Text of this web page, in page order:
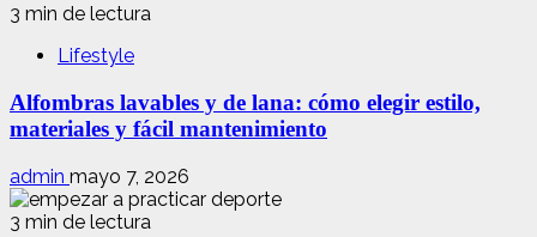
3 min de lectura
Lifestyle
Alfombras lavables y de lana: cómo elegir estilo,
materiales y fácil mantenimiento
admin mayo 7, 2026
3 min de lectura